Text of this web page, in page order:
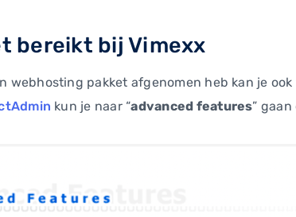
bereikt bij Vimexx
webhosting pakket afgenomen heb kan je
kun je naar “advanced features”